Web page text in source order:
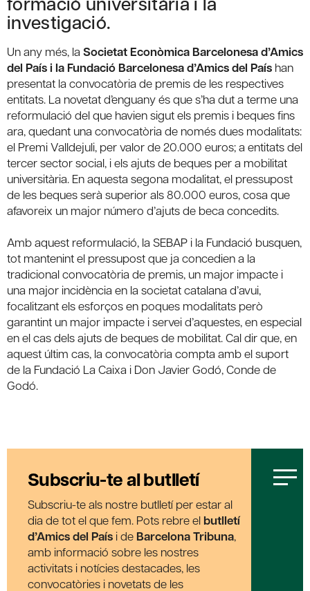
investigació.
Un any més, la Societat Econòmica Barcelonesa d’Amics
del País i la Fundació Barcelonesa d’Amics del País han
presentat la convocatòria de premis de les respectives
entitats. La novetat d’enguany és que s’ha dut a terme una
reformulació del que havien sigut els premis i beques fins
ara, quedant una convocatòria de només dues modalitats:
el Premi Valldejuli, per valor de 20.000 euros; a entitats del
tercer sector social, i els ajuts de beques per a mobilitat
universitària. En aquesta segona modalitat, el pressupost
de les beques serà superior als 80.000 euros, cosa que
afavoreix un major número d’ajuts de beca concedits.
Amb aquest reformulació, la SEBAP i la Fundació busquen,
tot mantenint el pressupost que ja concedien a la
tradicional convocatòria de premis, un major impacte i
una major incidència en la societat catalana d’avui,
focalitzant els esforços en poques modalitats però
garantint un major impacte i servei d’aquestes, en especial
en el cas dels ajuts de beques de mobilitat. Cal dir que, en
aquest últim cas, la convocatòria compta amb el suport
de la Fundació La Caixa i Don Javier Godó, Conde de
Godó.
Subscriu-te al butlletí
Subscriu-te als nostre butlletí per estar al
dia de tot el que fem. Pots rebre el butlletí
d’Amics del País i de Barcelona Tribuna,
amb informació sobre les nostres
activitats i notícies destacades, les
convocatòries i novetats de les